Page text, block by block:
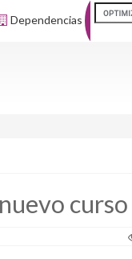
Dependencias
curso